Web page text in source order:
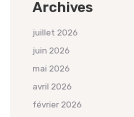
Archives
juillet 2026
juin 2026
mai 2026
avril 2026
février 2026